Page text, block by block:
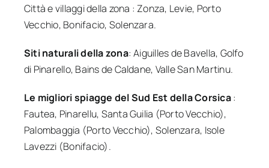
Città e villaggi della zona : Zonza, Levie, Porto
Vecchio, Bonifacio, Solenzara.
Siti naturali della zona: Aiguilles de Bavella, Golfo
di Pinarello, Bains de Caldane, Valle San Martinu.
Le migliori spiagge del Sud Est della Corsica:
Fautea, Pinarellu, Santa Guilia (Porto Vecchio),
Palombaggia (Porto Vecchio), Solenzara, Isole
Lavezzi (Bonifacio).